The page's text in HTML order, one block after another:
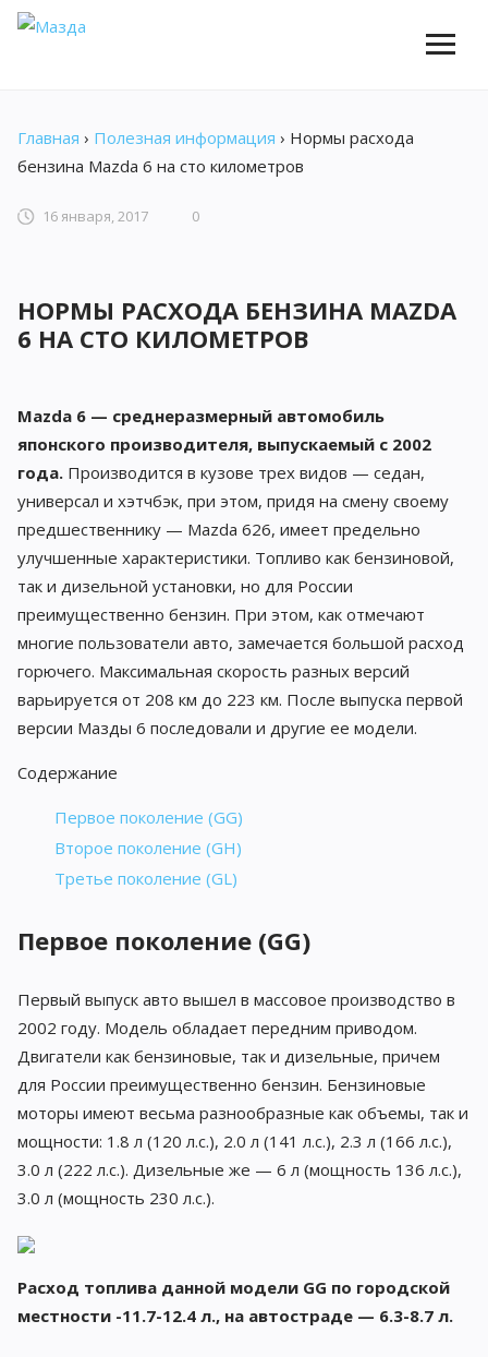
Главная › Полезная информация › Нормы расхода
бензина Mazda 6 на сто километров
16 января, 2017 0
НОРМЫ РАСХОДА БЕНЗИНА MAZDA
6 НА СТО КИЛОМЕТРОВ
Mazda 6 — среднеразмерный автомобиль
японского производителя, выпускаемый с 2002
года.Производится в кузове трех видов — седан,
универсал и хэтчбэк, при этом, придя на смену своему
предшественнику — Mazda 626, имеет предельно
улучшенные характеристики. Топливо как бензиновой,
так и дизельной установки, но для России
преимущественно бензин. При этом, как отмечают
многие пользователи авто, замечается большой расход
горючего. Максимальная скорость разных версий
варьируется от 208 км до 223 км. После выпуска первой
версии Мазды 6 последовали и другие ее модели.
Содержание
Первое поколение (GG)
Второе поколение (GH)
Третье поколение (GL)
Первое поколение (GG)
Первый выпуск авто вышел в массовое производство в
2002 году. Модель обладает передним приводом.
Двигатели как бензиновые, так и дизельные, причем
для России преимущественно бензин. Бензиновые
моторы имеют весьма разнообразные как объемы, так и
мощности: 1.8 л (120 л.с.), 2.0 л (141 л.с.), 2.3 л (166 л.с.),
3.0 л (222 л.с.). Дизельные же — 6 л (мощность 136 л.с.),
3.0 л (мощность 230 л.с.).
Расход топлива данной модели GG по городской
местности -11.7-12.4 л., на автостраде — 6.3-8.7 л.